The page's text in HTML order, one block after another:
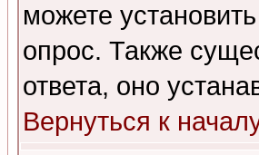
можете
опрос. Также
ответа, оно
Вернуться к